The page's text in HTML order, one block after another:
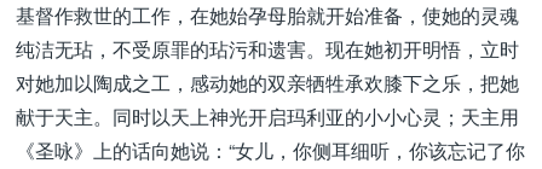
基督作救世的工作，在她始孕母胎就开始准备，使她的灵魂
纯洁无玷，不受原罪的玷污和遗害。现在她初开明悟，立时
对她加以陶成之工，感动她的双亲牺牲承欢膝下之乐，把她
献于天主。同时以天上神光开启玛利亚的小小心灵；天主用
《圣咏》上的话向她说：“女儿，你侧耳细听，你该忘记了你